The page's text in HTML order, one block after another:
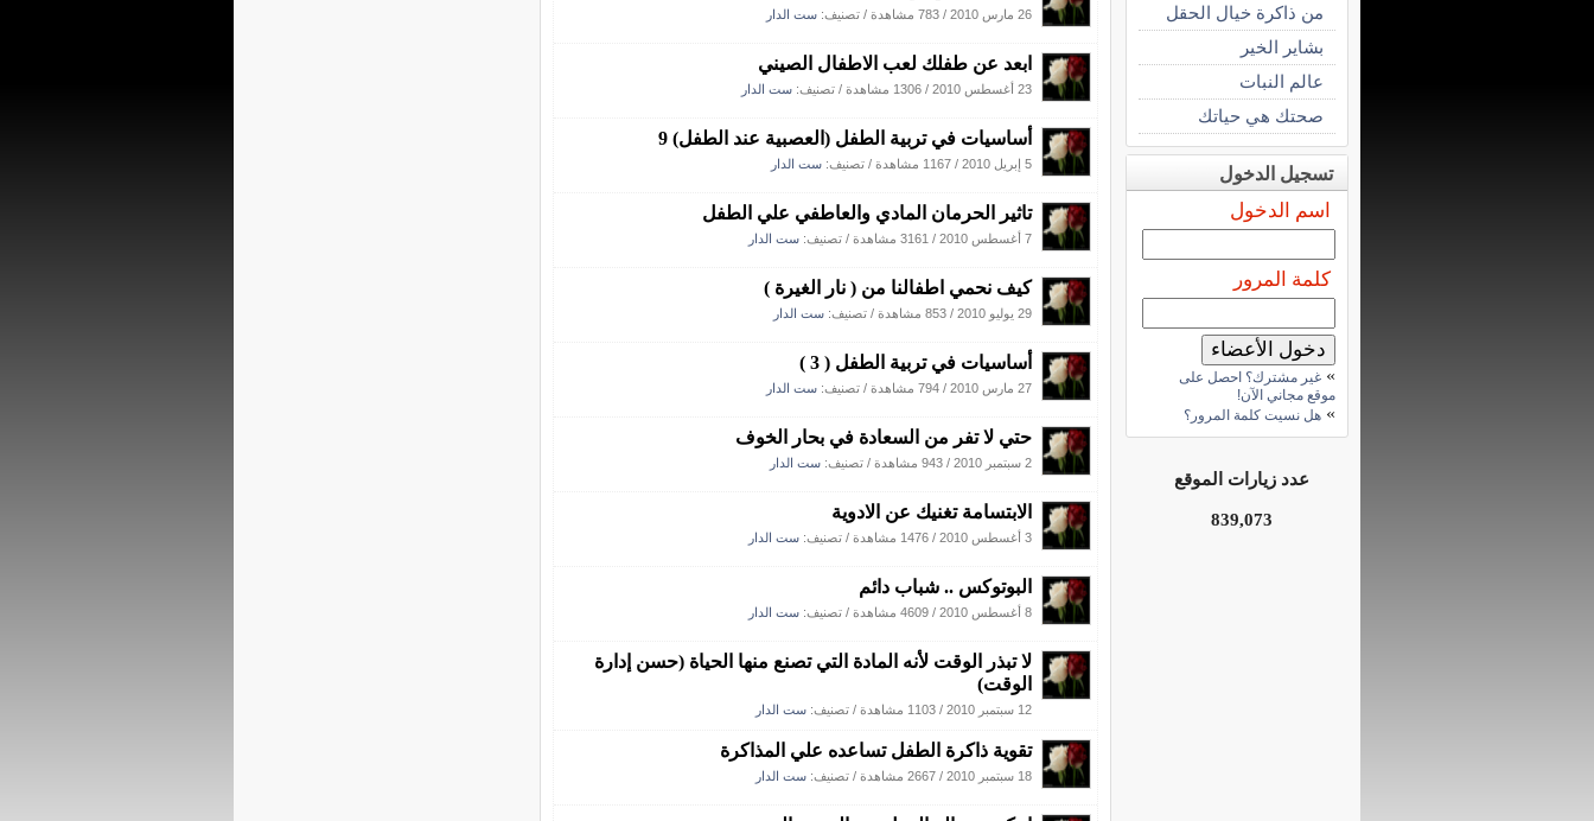
26 مارس 2010 / 783 مشاهدة / تصنيف: ست الدار
ابعد عن طفلك لعب الاطفال الصيني
23 أغسطس 2010 / 1306 مشاهدة / تصنيف: ست الدار
أساسيات في تربية الطفل (العصبية عند الطفل) 9
5 إبريل 2010 / 1167 مشاهدة / تصنيف: ست الدار
تاثير الحرمان المادي والعاطفي علي الطفل
7 أغسطس 2010 / 3161 مشاهدة / تصنيف: ست الدار
كيف نحمي اطفالنا من ( نار الغيرة )
29 يوليو 2010 / 853 مشاهدة / تصنيف: ست الدار
أساسيات في تربية الطفل ( 3 )
27 مارس 2010 / 794 مشاهدة / تصنيف: ست الدار
حتي لا تفر من السعادة في بحار الخوف
2 سبتمبر 2010 / 943 مشاهدة / تصنيف: ست الدار
الابتسامة تغنيك عن الادوية
3 أغسطس 2010 / 1476 مشاهدة / تصنيف: ست الدار
البوتوكس .. شباب دائم
8 أغسطس 2010 / 4609 مشاهدة / تصنيف: ست الدار
لا تبذر الوقت لأنه المادة التي تصنع منها الحياة (حسن إدارة
الوقت)
12 سبتمبر 2010 / 1103 مشاهدة / تصنيف: ست الدار
تقوية ذاكرة الطفل تساعده علي المذاكرة
18 سبتمبر 2010 / 2667 مشاهدة / تصنيف: ست الدار
من ذاكرة خيال الحقل
بشاير الخير
عالم النبات
صحتك هي حياتك
تسجيل الدخول
اسم الدخول
كلمة المرور
» غير مشترك؟ احصل على
موقع مجاني الآن!
» هل نسيت كلمة المرور؟
عدد زيارات الموقع
839,073